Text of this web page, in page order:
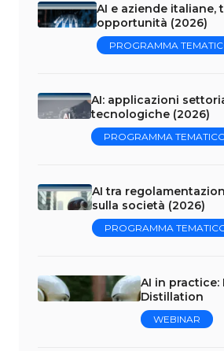
AI e aziende italiane,
opportunità (2026)
PROGRAMMA
AI: applicazioni
tecnologiche (2026)
PROGRAMMA
AI tra
sulla società (2026)
PROGRAMMA
AI in practice:
Distillation
WEBINAR